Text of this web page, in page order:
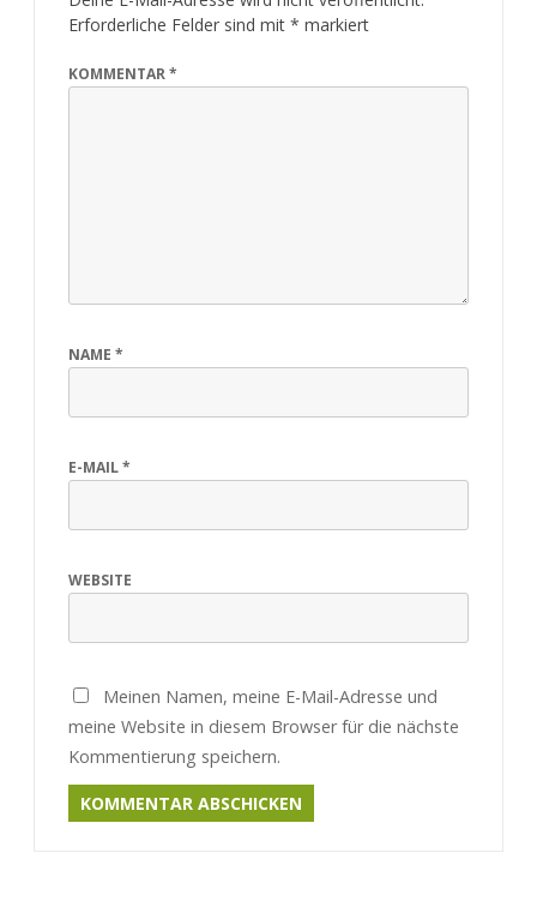
Erforderliche Felder sind mit * markiert
KOMMENTAR*
NAME *
E-MAIL*
WEBSITE
Meinen Namen, meine E-Mail-Adresse und
meine Website in diesem Browser für die nächste
Kommentierung speichern.